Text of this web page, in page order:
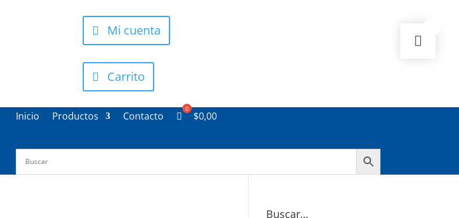
Mi cuenta
Carrito
Inicio Productos Contacto $0,00
Buscar…